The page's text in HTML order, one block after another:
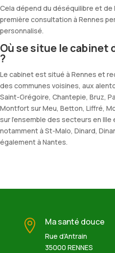
Cela dépend du déséquilibre et de
première consultation à Rennes
personnalisé.
Où se situe le cabinet
?
Le cabinet est situé à Rennes et
des communes voisines, aux
Saint-Grégoire, Chantepie, Bruz,
Montfort sur Meu, Betton, Liffré,
sur l’ensemble des secteurs en
notamment à St-Malo, Dinard,
également à Nantes.
 Ma santé douce
Rue d’Antrain
35000 RENNES